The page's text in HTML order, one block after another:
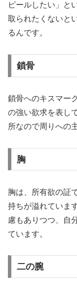
ピールしたい」と
取られたくないと
るんです。
鎖骨
鎖骨へのキスマー
の強い欲求を表し
所なので周りへの
胸
胸は、所有欲の証
持ちが溢れていま
慮もありつつ、自
ています。
二の腕